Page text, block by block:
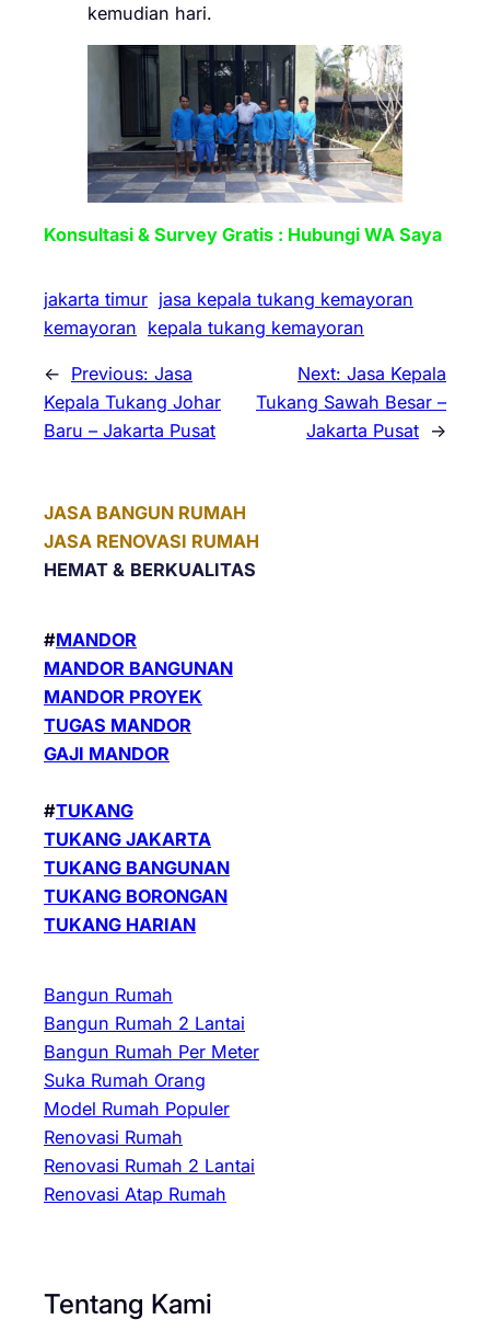
kemudian hari.
Konsultasi & Survey Gratis : Hubungi WA Saya
jakarta timur jasa kepala tukang kemayoran
kemayoran kepala tukang kemayoran
← Previous: Jasa
Kepala Tukang Johar
Baru – Jakarta Pusat
Next: Jasa Kepala
Tukang Sawah Besar –
Jakarta Pusat →
JASA BANGUN RUMAH
JASA RENOVASI RUMAH
HEMAT & BERKUALITAS
#MANDOR
MANDOR BANGUNAN
MANDOR PROYEK
TUGAS MANDOR
GAJI MANDOR
#TUKANG
TUKANG JAKARTA
TUKANG BANGUNAN
TUKANG BORONGAN
TUKANG HARIAN
Bangun Rumah
Bangun Rumah 2 Lantai
Bangun Rumah Per Meter
Suka Rumah Orang
Model Rumah Populer
Renovasi Rumah
Renovasi Rumah 2 Lantai
Renovasi Atap Rumah
Tentang Kami